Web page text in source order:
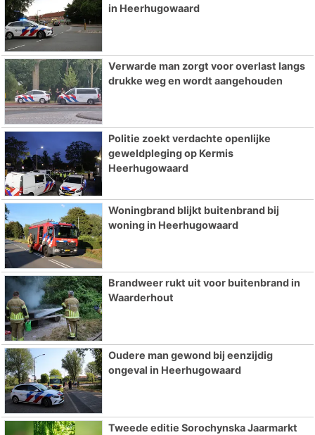
in Heerhugowaard
Verwarde man zorgt voor overlast langs
drukke weg en wordt aangehouden
Politie zoekt verdachte openlijke
geweldpleging op Kermis
Heerhugowaard
Woningbrand blijkt buitenbrand bij
woning in Heerhugowaard
Brandweer rukt uit voor buitenbrand in
Waarderhout
Oudere man gewond bij eenzijdig
ongeval in Heerhugowaard
Tweede editie Sorochynska Jaarmarkt